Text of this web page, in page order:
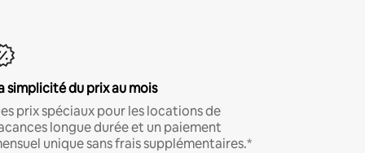
simplicité du prix au mois
prix spéciaux pour les locations de
longue durée et un paiement
unique sans frais supplémentaires.*